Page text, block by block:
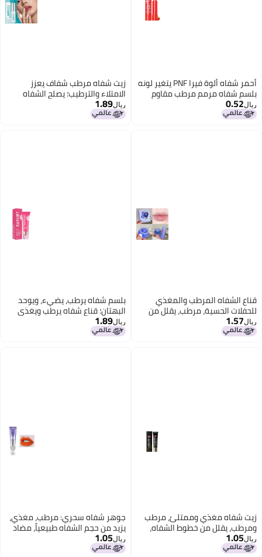
أحمر شفاه ألوة فيرا PNF يتغير لونه
بلسم شفاه مرمم مرطب مقاوم
للماء مضاد للجفاف يتغير لونه حسب
درجة الحرارة
ريال0.52
زيت شفاه مرطب شفاف يعزز
الامتلاء والترطيب؛ يصلح الشفاه
الجافة والمتشققة والمتقشرة؛ يوفر
لمسة لامعة تشبه الزجاج.
ريال1.89
قناع الشفاه المرطب والمغذي
للحفلات الحسية، مرطب، يقلل من
خطوط الشفاه، زيت الشفاه ليلاً
ونهاراً
ريال1.57
بلسم شفاه يرطب، يضيء، ويوحد
البهتان؛ قناع شفاه يرطب ويغذي
الشفاه.
ريال1.89
زيت شفاه مغذي وممتلئ، مرطب
ومرطب، يقلل من خطوط الشفاه،
يرطب بدون لزوجة، زيت شفاه بلمعان
عالي OU-A05-0625-01
ريال1.05
جوهر شفاه سحري: مرطب، مغذي،
يزيد من حجم الشفاه طبيعياً، مضاد
للتجاعيد، يقلل من الخطوط، مغذي،
ومضاد للتشقق
ريال1.05